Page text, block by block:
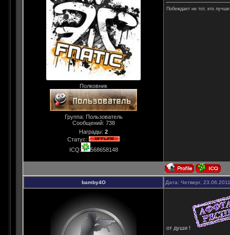
Полковник
Группа: Пользователь
Сообщений: 738
Награды: 2
Статус:
ICQ:
568658148
Побеждает не тот, кто
bamby4O Дата: Четверг,
от души !